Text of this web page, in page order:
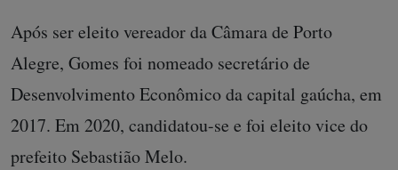
Após ser eleito vereador da Câmara de Porto
Alegre, Gomes foi nomeado secretário de
Desenvolvimento Econômico da capital gaúcha, em
2017. Em 2020, candidatou-se e foi eleito vice do
prefeito Sebastião Melo.